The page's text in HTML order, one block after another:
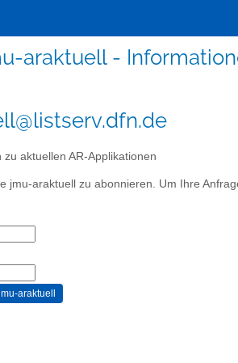
araktuell -
zu aktuellen AR-Applikationen
jmu-araktuell zu abonnieren. Um Ihre